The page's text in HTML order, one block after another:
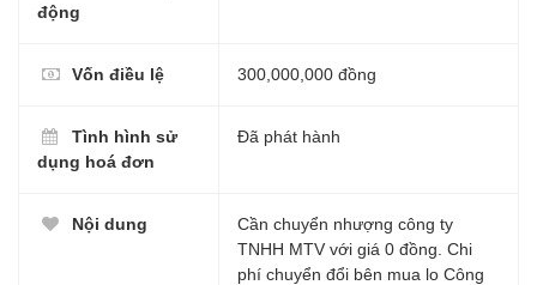
động
Vốn điều lệ 300,000,000 đồng
Tình hình sử
dụng hoá đơn
Đã phát hành
Nội dung
Cần chuyển nhượng công ty
TNHH MTV với giá 0 đồng. Chi
phí chuyển đổi bên mua lo Công